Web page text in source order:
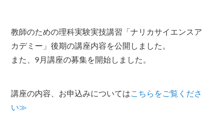
教師のための理科実験実技講習「ナリカサイエンスア
カデミー」後期の講座内容を公開しました。
また、9月講座の募集を開始しました。
講座の内容、お申込みについてはこちらをご覧くださ
い≫